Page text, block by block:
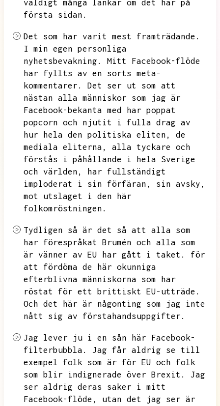
väldigt många länkar om det här på
första sidan.
Det som har varit mest framträdande.
I min egen personliga
nyhetsbevakning.
Mitt Facebook-flöde
har fyllts av en sorts meta-
kommentarer.
Det ser ut som att
nästan alla människor som jag är
Facebook-bekanta med har poppat
popcorn och njutit i fulla drag av
hur hela den politiska eliten,
de
mediala eliterna,
alla tyckare och
förstås i påhållande i hela Sverige
och världen,
har fullständigt
imploderat i sin förfäran,
sin avsky,
mot utslaget i den här
folkomröstningen.
Tydligen så är det så att alla som
har förespråkat Brumén och alla som
är vänner av EU har gått i taket.
för
att fördöma de här okunniga
efterblivna människorna som har
röstat för ett brittiskt EU-utträde.
Och det här är någonting som jag inte
nått sig av förstahandsuppgifter.
Jag lever ju i en sån här Facebook-
filterbubbla.
Jag får aldrig se till
exempel folk som är för EU och folk
som blir indignerade över Brexit.
Jag
ser aldrig deras saker i mitt
Facebook-flöde,
utan det jag ser är